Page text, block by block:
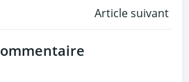
navigation
Article suivant